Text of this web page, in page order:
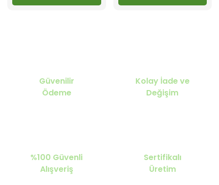
Güvenilir
Ödeme
Kolay İade ve
Değişim
%100 Güvenli
Alışveriş
Sertifikalı
Üretim